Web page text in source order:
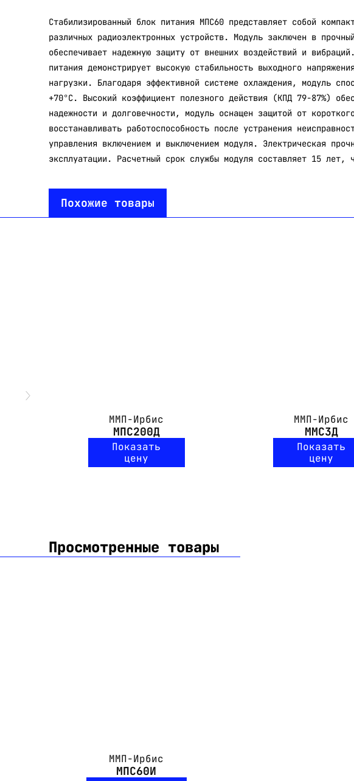
Стабилизированный блок питания МПС60 представляет собой
различных радиоэлектронных устройств. Модуль заключен в
обеспечивает надежную защиту от внешних воздействий и
питания демонстрирует высокую стабильность выходного
нагрузки. Благодаря эффективной системе охлаждения, модуль
+70°C. Высокий коэффициент полезного действия (КПД 79-87%)
надежности и долговечности, модуль оснащен защитой от
восстанавливать работоспособность после устранения
управления включением и выключением модуля. Электрическая
эксплуатации. Расчетный срок службы модуля составляет 15 лет,
Похожие товары
ММП-Ирбис
МПС200Д
Показать
цену
ММП-Ирбис
ММС3Д
Показать
цену
Просмотренные товары
ММП-Ирбис
МПС60И